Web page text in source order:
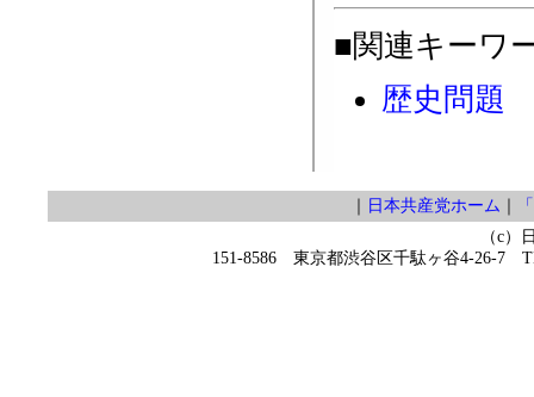
■関連キーワ
歴史問題
日本共産党ホーム
（c）
151-8586 東京都渋谷区千駄ヶ谷4-26-7